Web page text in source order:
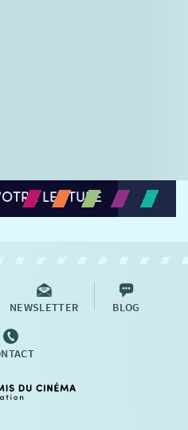
LECTURE
NEWSLETTER BLOG